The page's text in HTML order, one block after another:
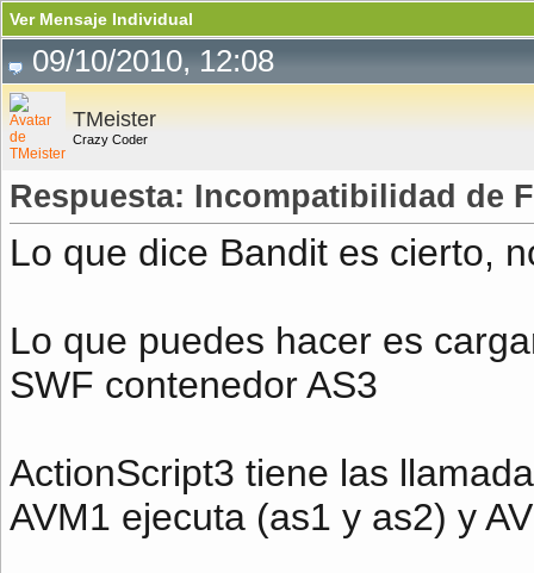
Ver Mensaje Individual
09/10/2010, 12:08
TMeister
Crazy Coder
Respuesta: Incompatibilidad de
Lo que dice Bandit es cierto,
Lo que puedes hacer es
SWF contenedor AS3
ActionScript3 tiene las
AVM1 ejecuta (as1 y as2) y